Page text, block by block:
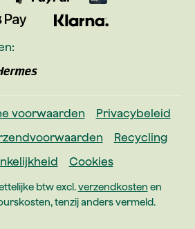
voorwaarden
Privacybeleid
Recycling
Cookies
btw excl.verzendkosten en
tenzij anders vermeld.